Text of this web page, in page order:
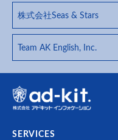
株式会社Seas & Stars
Team AK English, Inc.
SERVICES